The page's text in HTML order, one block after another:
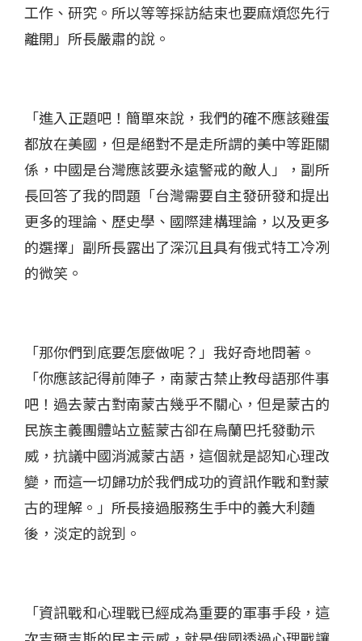
工作、研究。所以等等採訪結束也要麻煩您先行
離開」所長嚴肅的說。
「進入正題吧！簡單來說，我們的確不應該雞蛋
都放在美國，但是絕對不是走所謂的美中等距關
係，中國是台灣應該要永遠警戒的敵人」，副所
長回答了我的問題「台灣需要自主發研發和提出
更多的理論、歷史學、國際建構理論，以及更多
的選擇」副所長露出了深沉且具有俄式特工冷冽
的微笑。
「那你們到底要怎麼做呢？」我好奇地問著。
「你應該記得前陣子，南蒙古禁止教母語那件事
吧！過去蒙古對南蒙古幾乎不關心，但是蒙古的
民族主義團體站立藍蒙古卻在烏蘭巴托發動示
威，抗議中國消滅蒙古語，這個就是認知心理改
變，而這一切歸功於我們成功的資訊作戰和對蒙
古的理解。」所長接過服務生手中的義大利麵
後，淡定的說到。
「資訊戰和心理戰已經成為重要的軍事手段，這